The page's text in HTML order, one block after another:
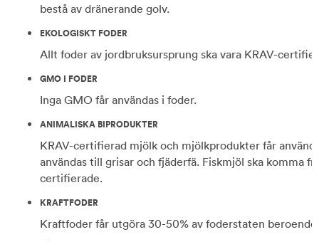
bestå av dränerande golv.
EKOLOGISKT FODER
Allt foder av jordbruksursprung ska vara KRAV-
GMO I FODER
Inga GMO får användas i foder.
ANIMALISKA BIPRODUKTER
KRAV-certifierad mjölk och mjölkprodukter får
användas till grisar och fjäderfä. Fiskmjöl ska komma
certifierade.
KRAFTFODER
Kraftfoder får utgöra 30-50% av foderstaten beroende